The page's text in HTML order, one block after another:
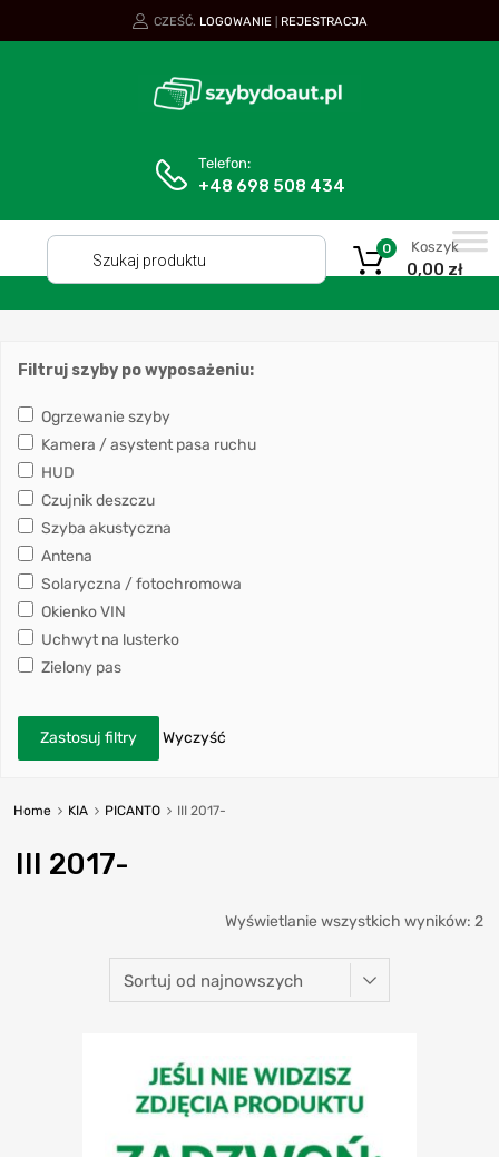
CZEŚĆ. LOGOWANIE REJESTRACJA
Telefon:
+48 698 508 434
Koszyk
0,00 zł
0
Filtruj szyby po wyposażeniu:
Ogrzewanie szyby
Kamera / asystent pasa ruchu
HUD
Czujnik deszczu
Szyba akustyczna
Antena
Solaryczna / fotochromowa
Okienko VIN
Uchwyt na lusterko
Zielony pas
Zastosuj filtry Wyczyść
Home KIA PICANTO III 2017-
III 2017-
Wyświetlanie wszystkich wyników: 2